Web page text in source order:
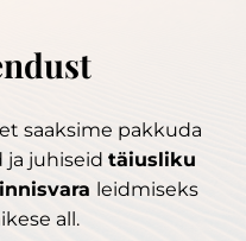
saaksime pakkuda
juhiseid täiusliku
leidmiseks
all.